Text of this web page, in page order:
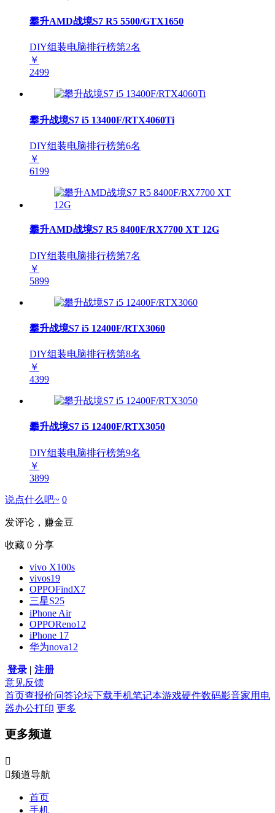
攀升AMD战境S7 R5 5500/GTX1650
DIY组装电脑排行榜第2名
￥
2499
攀升战境S7 i5 13400F/RTX4060Ti
DIY组装电脑排行榜第6名
￥
6199
攀升AMD战境S7 R5 8400F/RX7700 XT 12G
DIY组装电脑排行榜第7名
￥
5899
攀升战境S7 i5 12400F/RTX3060
DIY组装电脑排行榜第8名
￥
4399
攀升战境S7 i5 12400F/RTX3050
DIY组装电脑排行榜第9名
￥
3899
说点什么吧~ 0
发评论，赚金豆
收藏 0 分享
vivo X100s
vivos19
OPPOFindX7
三星S25
iPhone Air
OPPOReno12
iPhone 17
华为nova12
登录 | 注册
意见反馈
首页查报价问答论坛下载手机笔记本游戏硬件数码影音家用电
器办公打印 更多
更多频道

频道导航
首页
手机